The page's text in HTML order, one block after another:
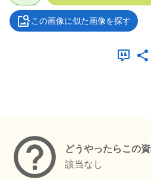
この画像に似た画像を探す
どうやったらこの
該当なし